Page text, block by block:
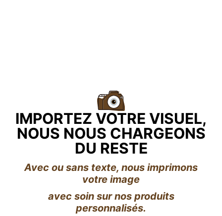
IMPORTEZ VOTRE VISUEL,
NOUS NOUS CHARGEONS
DU RESTE
Avec ou sans texte, nous imprimons
votre image
avec soin sur nos produits
personnalisés.